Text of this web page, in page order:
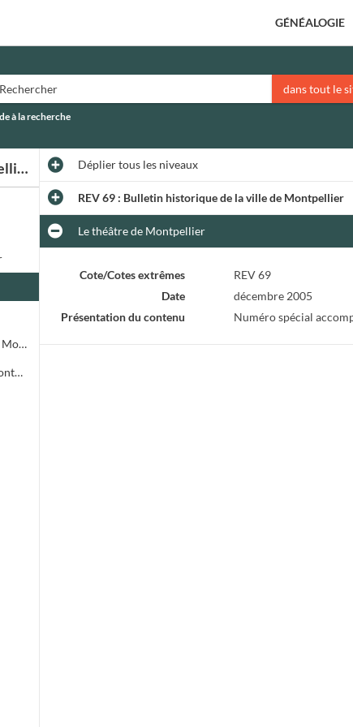
GÉNÉALOGIE
dans tout le
à la recherche
REV 69 : Bulletin historique de la ville de Montpellier
Les fonds musicaux conservés aux Archives municipales de Montpellier
Médecine et Santé publique - Université de Médecine de Montpellier
Dépliertous les niveaux
REV 69 : Bulletin historique de la ville de Montpellier
Le théâtre de Montpellier
Cote/Cotes extrêmes
REV 69
Date
décembre 2005
Présentation du contenu
Numéro spécial